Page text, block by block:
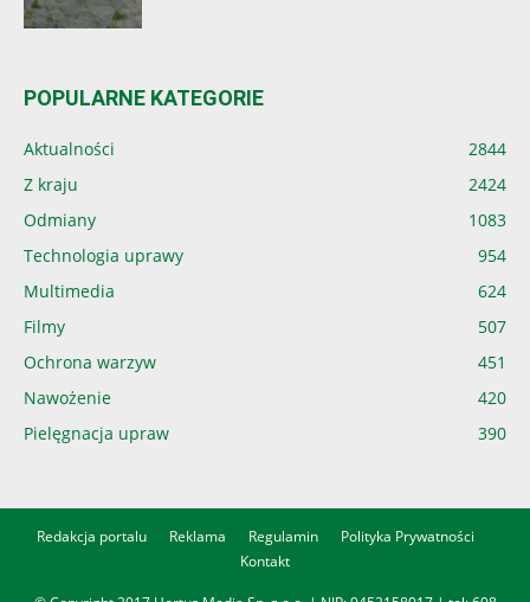
POPULARNE KATEGORIE
Aktualności
2844
Z kraju
2424
Odmiany
1083
Technologia uprawy
954
Multimedia
624
Filmy
507
Ochrona warzyw
451
Nawożenie
420
Pielęgnacja upraw
390
Redakcja portalu Reklama Regulamin
Polityka Prywatności
Kontakt